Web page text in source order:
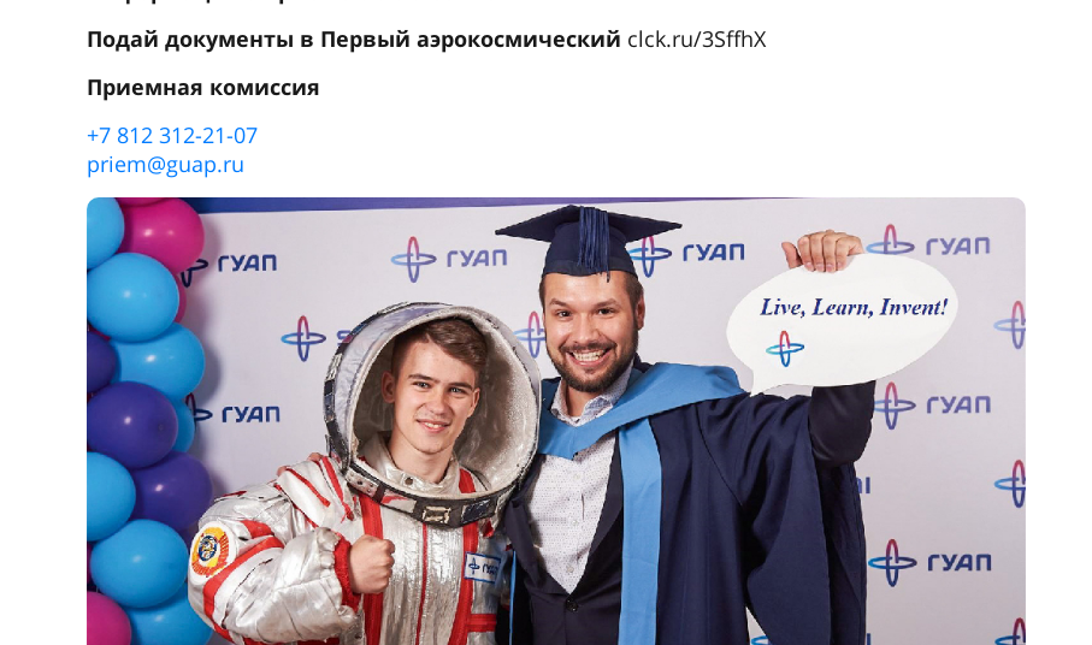
Подай документы в Первый аэрокосмический clck.ru/3SffhX
Приемная комиссия
+7 812 312-21-07
priem@guap.ru
Предыдущее
Лян Хэшан, Китай
Студенты нашего университета живут в дружной
атмосфере. Преподаватели внимательны к нам. В
вузе есть студенческая волонтерская организация
SCOM, одной из задач которой является помощь
иностранным студентам в адаптации. Вы можете
задать им любой вопрос: они помогут с переводом,
дадут совет. SCOM организует интересные
мероприятия, позволяющие познакомиться с